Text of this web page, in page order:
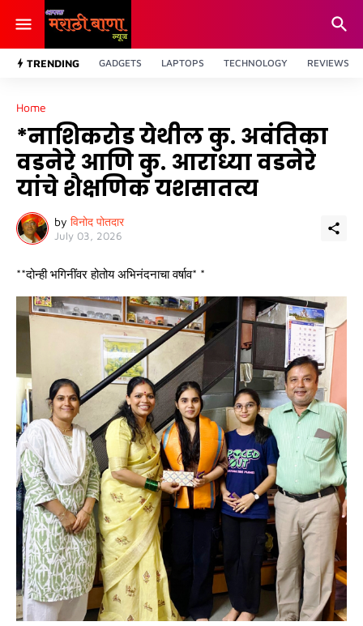
TRENDING GADGETS LAPTOPS TECHNOLOGY REVIEWS
Home
*नाशिकरोड येथील कु. अवंतिका
वडनेरे आणि कु. आराध्या वडनेरे
यांचे शैक्षणिक यशसातत्य
by विनोद पोतदार
July 03, 2026
**दोन्ही भगिनींवर होतोय अभिनंदनाचा वर्षाव* *